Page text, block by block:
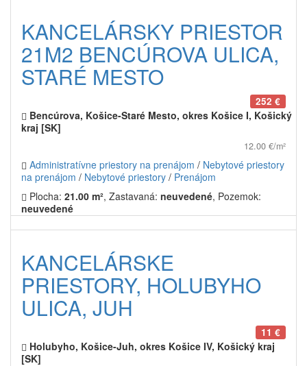
KANCELÁRSKY PRIESTOR
21M2 BENCÚROVA ULICA,
STARÉ MESTO
252 €
Bencúrova, Košice-Staré Mesto, okres Košice I, Košický
kraj [SK]
12.00 €/m²
Administratívne priestory na prenájom / Nebytové priestory
na prenájom / Nebytové priestory / Prenájom
Plocha: 21.00 m², Zastavaná: neuvedené, Pozemok:
neuvedené
KANCELÁRSKE
PRIESTORY, HOLUBYHO
ULICA, JUH
11 €
Holubyho, Košice-Juh, okres Košice IV, Košický kraj
[SK]